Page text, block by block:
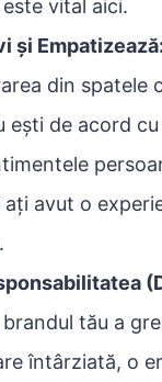
vital aici.
și Empatizează:
din spatele
ești de acord
ați avut o
brandul tău a
întârziată, o